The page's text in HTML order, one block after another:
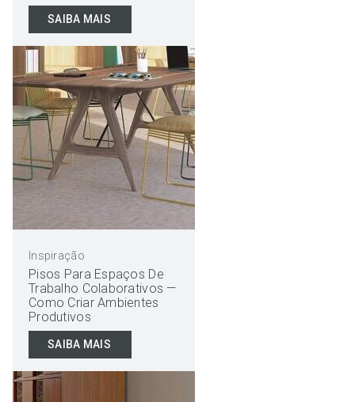
SAIBA MAIS
Inspiração
Pisos Para Espaços De
Trabalho Colaborativos —
Como Criar Ambientes
Produtivos
SAIBA MAIS